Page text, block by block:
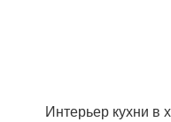
Интерьер кухни в